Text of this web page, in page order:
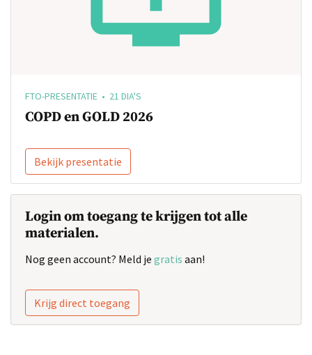
FTO-PRESENTATIE • 21 DIA'S
COPD en GOLD 2026
Bekijk presentatie
Login om toegang te krijgen tot alle
materialen.
Nog geen account? Meld je gratis aan!
Krijg direct toegang